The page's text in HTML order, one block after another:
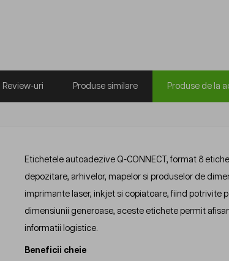
Review-uri Produse similare Produse de la
Etichetele autoadezive Q-CONNECT, format 8
depozitare, arhivelor, mapelor si produselor de
imprimante laser, inkjet si copiatoare, fiind potrivite
dimensiunii generoase, aceste etichete permit
informatii logistice.
Beneficii cheie